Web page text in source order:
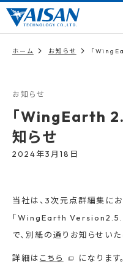
ホーム お知らせ 「
お知らせ
「WingEarth
知らせ
2024年3月18日
当社は、3次元点群編集に
「WingEarth
で、別紙の通りお知らせいた
詳細は こちら になります。